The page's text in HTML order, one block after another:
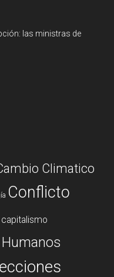
las ministras de
Climatico
Conflicto